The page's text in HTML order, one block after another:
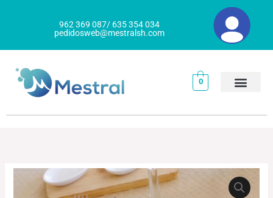
962 369 087/ 635 354 034
pedidosweb@mestralsh.com
0
MANTEL
GOGREEN